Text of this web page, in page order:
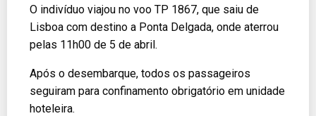
O indivíduo viajou no voo TP 1867, que saiu de
Lisboa com destino a Ponta Delgada, onde aterrou
pelas 11h00 de 5 de abril.
Após o desembarque, todos os passageiros
seguiram para confinamento obrigatório em unidade
hoteleira.